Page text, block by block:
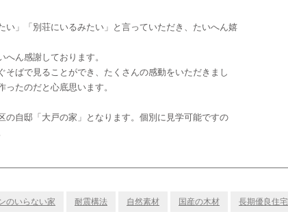
」「別荘にいるみたい」と言っていただき、たいへん嬉
ん感謝しております。
ばで見ることができ、たくさんの感動をいただきまし
たのだと心底思います。
自邸「大戸の家」となります。個別に見学可能ですの
のいらない家 耐震構法 自然素材 国産の木材 長期優良住宅